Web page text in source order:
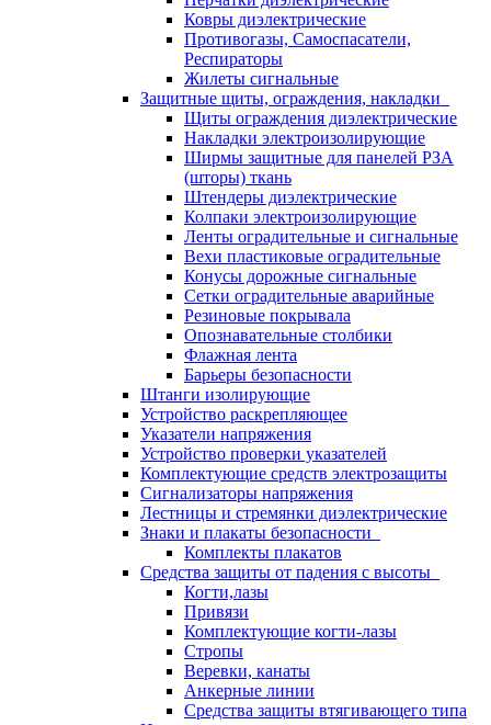
Ковры диэлектрические
Противогазы, Самоспасатели,
Респираторы
Жилеты сигнальные
Защитные щиты, ограждения, накладки
Щиты ограждения диэлектрические
Накладки электроизолирующие
Ширмы защитные для панелей РЗА
(шторы) ткань
Штендеры диэлектрические
Колпаки электроизолирующие
Ленты оградительные и сигнальные
Вехи пластиковые оградительные
Конусы дорожные сигнальные
Сетки оградительные аварийные
Резиновые покрывала
Опознавательные столбики
Флажная лента
Барьеры безопасности
Штанги изолирующие
Устройство раскрепляющее
Указатели напряжения
Устройство проверки указателей
Комплектующие средств электрозащиты
Сигнализаторы напряжения
Лестницы и стремянки диэлектрические
Знаки и плакаты безопасности
Комплекты плакатов
Средства защиты от падения с высоты
Когти,лазы
Привязи
Комплектующие когти-лазы
Стропы
Веревки, канаты
Анкерные линии
Средства защиты втягивающего типа